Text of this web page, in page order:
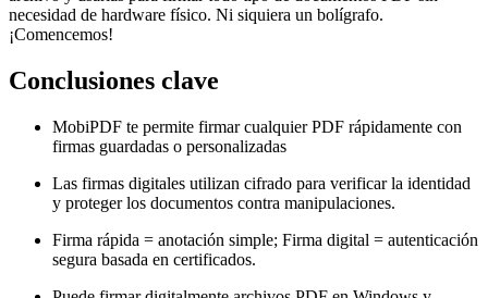
necesidad de hardware físico. Ni siquiera un bolígrafo.
¡Comencemos!
Conclusiones clave
MobiPDF te permite firmar cualquier PDF rápidamente con
firmas guardadas o personalizadas
Las firmas digitales utilizan cifrado para verificar la identidad
y proteger los documentos contra manipulaciones.
Firma rápida = anotación simple; Firma digital = autenticación
segura basada en certificados.